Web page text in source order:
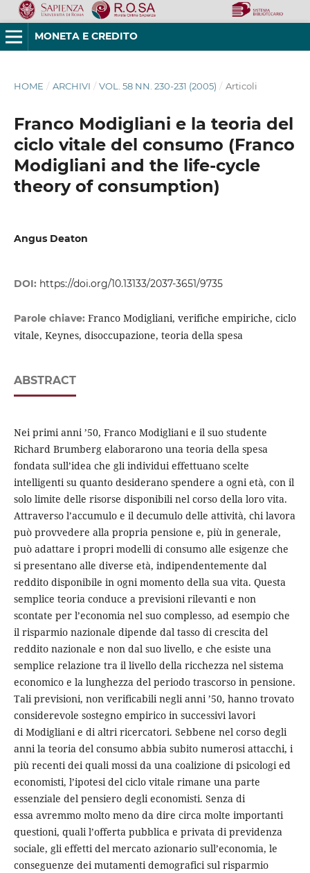
MONETA E CREDITO
HOME / ARCHIVI / VOL. 58 NN. 230-231 (2005) / Articoli
Franco Modigliani e la teoria del
ciclo vitale del consumo (Franco
Modigliani and the life-cycle
theory of consumption)
Angus Deaton
DOI: https://doi.org/10.13133/2037-3651/9735
Parole chiave: Franco Modigliani, verifiche empiriche, ciclo
vitale, Keynes, disoccupazione, teoria della spesa
ABSTRACT
Nei primi anni ’50, Franco Modigliani e il suo studente
Richard Brumberg elaborarono una teoria della spesa
fondata sull’idea che gli individui effettuano scelte
intelligenti su quanto desiderano spendere a ogni età, con il
solo limite delle risorse disponibili nel corso della loro vita.
Attraverso l’accumulo e il decumulo delle attività, chi lavora
può provvedere alla propria pensione e, più in generale,
può adattare i propri modelli di consumo alle esigenze che
si presentano alle diverse età, indipendentemente dal
reddito disponibile in ogni momento della sua vita. Questa
semplice teoria conduce a previsioni rilevanti e non
scontate per l’economia nel suo complesso, ad esempio che
il risparmio nazionale dipende dal tasso di crescita del
reddito nazionale e non dal suo livello, e che esiste una
semplice relazione tra il livello della ricchezza nel sistema
economico e la lunghezza del periodo trascorso in pensione.
Tali previsioni, non verificabili negli anni ’50, hanno trovato
considerevole sostegno empirico in successivi lavori
di Modigliani e di altri ricercatori. Sebbene nel corso degli
anni la teoria del consumo abbia subito numerosi attacchi, i
più recenti dei quali mossi da una coalizione di psicologi ed
economisti, l’ipotesi del ciclo vitale rimane una parte
essenziale del pensiero degli economisti. Senza di
essa avremmo molto meno da dire circa molte importanti
questioni, quali l’offerta pubblica e privata di previdenza
sociale, gli effetti del mercato azionario sull’economia, le
conseguenze dei mutamenti demografici sul risparmio